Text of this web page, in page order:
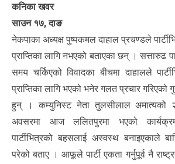
कनिका खवर
साउन १७, दाङ
नेकपाका अध्यक्ष पुष्पकमल दाहाल प्रचण्डले
प्राप्तिका लागि नभएको बताएका छन् । सत्तारुढ
समय चर्किएको विवादका बीचमा दाहालले
प्राप्तिका लागि भएको भनेर गलत प्रचार गरिएको
हुन् । कम्युनिस्ट नेता तुलसीलाल अमात्यको
अवसरमा आज ललितपुरमा भएको
पार्टीभित्रको बहसलाई अस्वस्थ बनाइएकाले
परेको बताए । आफूले पार्टी एकता गर्नुपूर्व नै